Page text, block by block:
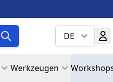
DE
Werkzeugen